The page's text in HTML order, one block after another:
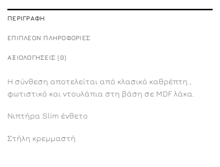
ΠΕΡΙΓΡΑΦΉ
ΕΠΙΠΛΈΟΝ ΠΛΗΡΟΦΟΡΊΕΣ
ΑΞΙΟΛΟΓΉΣΕΙΣ (0)
Η σύνθεση αποτελείται από κλασικό καθρέπτη ,
φωτιστικό και ντουλάπια στη βάση σε MDF λάκα.
Νιπτήρα Slim ένθετο
Στήλη κρεμμαστή